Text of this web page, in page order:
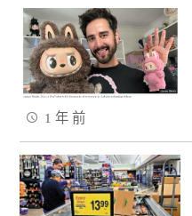
1 年 前